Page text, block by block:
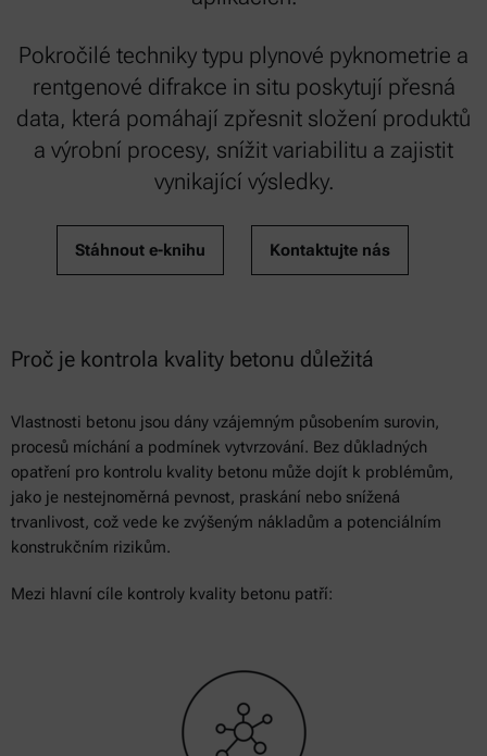
Pokročilé techniky typu plynové pyknometrie a
rentgenové difrakce in situ poskytují přesná
data, která pomáhají zpřesnit složení produktů
a výrobní procesy, snížit variabilitu a zajistit
vynikající výsledky.
Stáhnout e-knihu Kontaktujte nás
Proč je kontrola kvality betonu důležitá
Vlastnosti betonu jsou dány vzájemným působením surovin,
procesů míchání a podmínek vytvrzování. Bez důkladných
opatření pro kontrolu kvality betonu může dojít k problémům,
jako je nestejnoměrná pevnost, praskání nebo snížená
trvanlivost, což vede ke zvýšeným nákladům a potenciálním
konstrukčním rizikům.
Mezi hlavní cíle kontroly kvality betonu patří: